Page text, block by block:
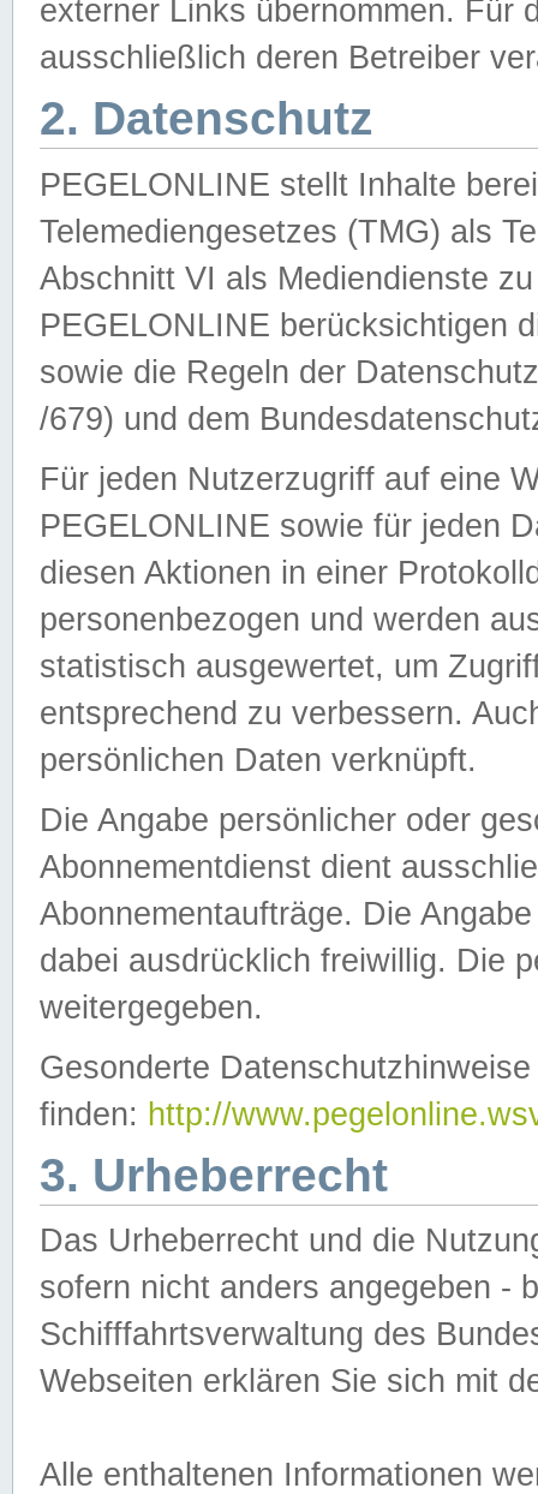
externer Links übernommen. Für
ausschließlich deren Betreiber
2. Datenschutz
PEGELONLINE stellt Inhalte
Telemediengesetzes (TMG) als
Abschnitt VI als Mediendienste
PEGELONLINE berücksichtigen
sowie die Regeln der
/679) und dem
Für jeden Nutzerzugriff auf eine
PEGELONLINE sowie für jeden
diesen Aktionen in einer
personenbezogen und werden
statistisch ausgewertet, um
entsprechend zu verbessern.
persönlichen Daten verknüpft.
Die Angabe persönlicher oder
Abonnementdienst dient
Abonnementaufträge. Die
dabei ausdrücklich freiwillig. Die
weitergegeben.
Gesonderte
finden: http://
3. Urheberrecht
Das Urheberrecht und die
sofern nicht anders angegeben -
Schifffahrtsverwaltung des
Webseiten erklären Sie sich mit
Alle enthaltenen Informationen